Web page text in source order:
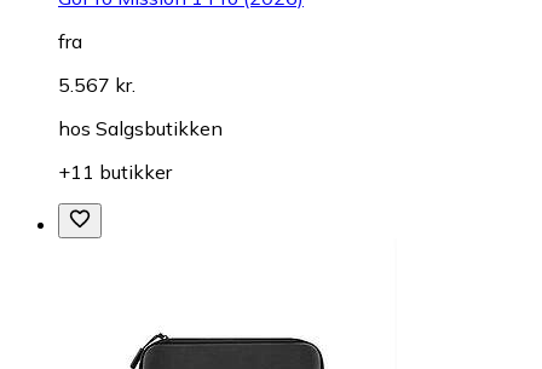
fra
5.567 kr.
hos Salgsbutikken
+11 butikker